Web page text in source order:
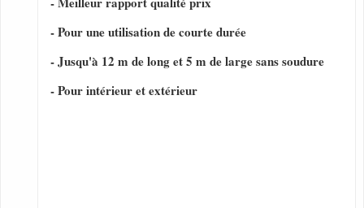
- Pour une utilisation de courte durée
- Jusqu'à 12 m de long et 5 m de large sans soudure
- Pour intérieur et extérieur